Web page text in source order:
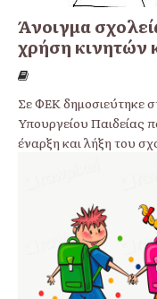
Άνοιγμα
χρήση κινητών
Σε ΦΕΚ δημοσιεύτηκε
Υπουργείου Παιδείας
έναρξη και λήξη του